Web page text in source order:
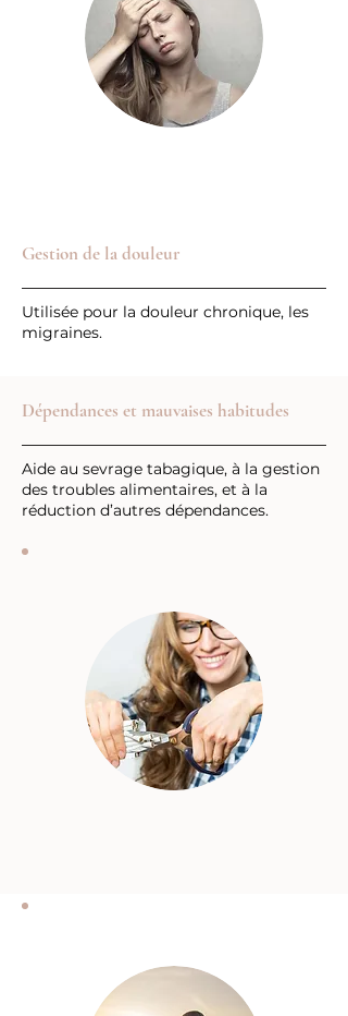
Gestion de la douleur
Utilisée pour la douleur chronique, les
migraines.
Dépendances et mauvaises habitudes
Aide au sevrage tabagique, à la gestion
des troubles alimentaires, et à la
réduction d’autres dépendances.